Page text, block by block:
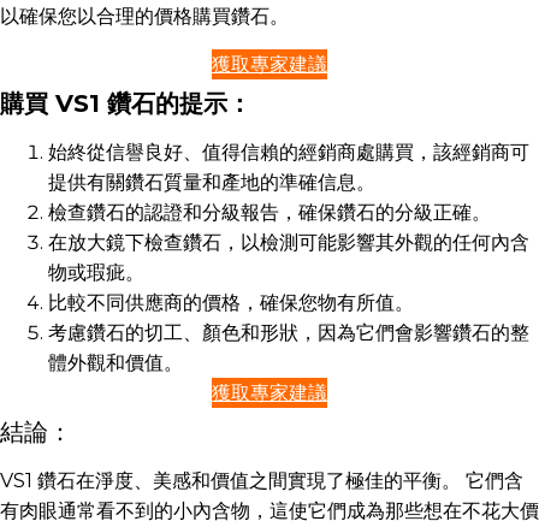
以確保您以合理的價格購買鑽石。
獲取專家建議
購買 VS1 鑽石的提示：
始終從信譽良好、值得信賴的經銷商處購買，該經銷商可
提供有關鑽石質量和產地的準確信息。
檢查鑽石的認證和分級報告，確保鑽石的分級正確。
在放大鏡下檢查鑽石，以檢測可能影響其外觀的任何內含
物或瑕疵。
比較不同供應商的價格，確保您物有所值。
考慮鑽石的切工、顏色和形狀，因為它們會影響鑽石的整
體外觀和價值。
獲取專家建議
結論：
VS1 鑽石在淨度、美感和價值之間實現了極佳的平衡。 它們含
有肉眼通常看不到的小內含物，這使它們成為那些想在不花大價